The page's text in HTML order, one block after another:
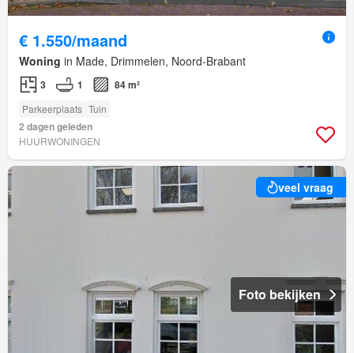
€ 1.550/maand
Woning in Made, Drimmelen, Noord-Brabant
3 1 84 m²
Parkeerplaats Tuin
2 dagen geleden
HUURWONINGEN
veel vraag
Foto bekijken